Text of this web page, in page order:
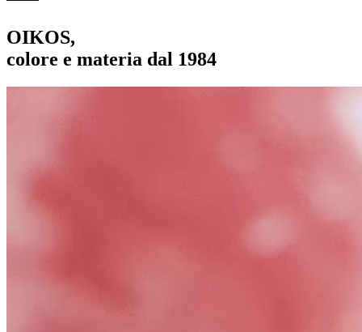
OIKOS,
colore e materia dal 1984